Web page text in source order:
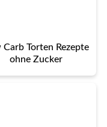
Carb Torten Rezepte
ohne Zucker